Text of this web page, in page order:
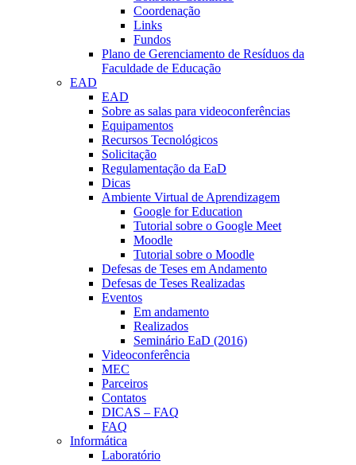
Coordenação
Links
Fundos
Plano de Gerenciamento de Resíduos da
Faculdade de Educação
EAD
EAD
Sobre as salas para videoconferências
Equipamentos
Recursos Tecnológicos
Solicitação
Regulamentação da EaD
Dicas
Ambiente Virtual de Aprendizagem
Google for Education
Tutorial sobre o Google Meet
Moodle
Tutorial sobre o Moodle
Defesas de Teses em Andamento
Defesas de Teses Realizadas
Eventos
Em andamento
Realizados
Seminário EaD (2016)
Videoconferência
MEC
Parceiros
Contatos
DICAS – FAQ
FAQ
Informática
Laboratório